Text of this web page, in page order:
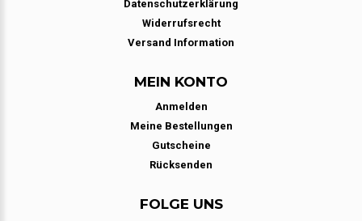
Datenschutzerklärung
Widerrufsrecht
Versand Information
MEIN KONTO
Anmelden
Meine Bestellungen
Gutscheine
Rücksenden
FOLGE UNS